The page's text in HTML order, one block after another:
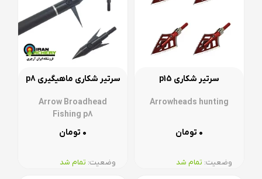
سرتیر شکاری p15
Arrowheads hunting
۰ تومان
وضعیت:‌ تمام شد
سرتیر شکاری ماهیگیری p8
Arrow Broadhead
Fishing p8
۰ تومان
وضعیت:‌ تمام شد